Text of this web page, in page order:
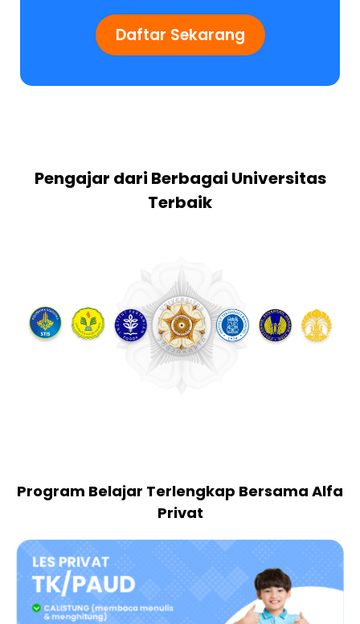
Daftar Sekarang
Pengajar dari Berbagai Universitas
Terbaik
Program Belajar Terlengkap Bersama Alfa
Privat